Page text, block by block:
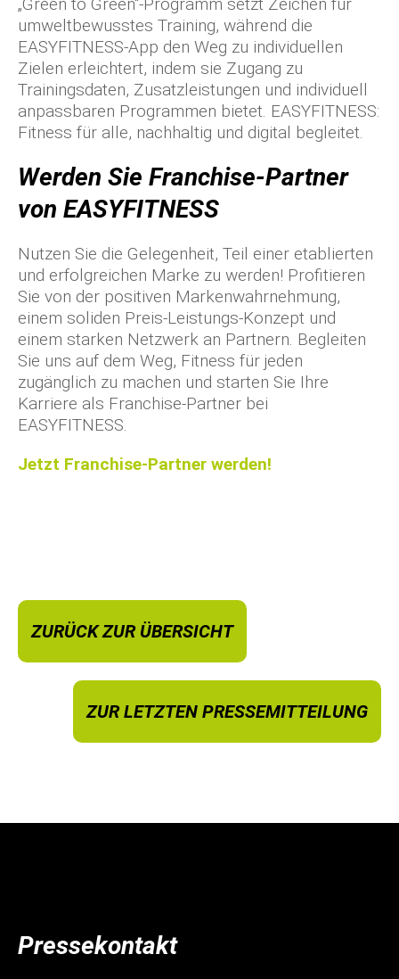
umweltbewusstes Training, während die
EASYFITNESS-App den Weg zu individuellen
Zielen erleichtert, indem sie Zugang zu
Trainingsdaten, Zusatzleistungen und individuell
anpassbaren Programmen bietet. EASYFITNESS:
Fitness für alle, nachhaltig und digital begleitet.
Werden Sie Franchise-Partner
von EASYFITNESS
Nutzen Sie die Gelegenheit, Teil einer etablierten
und erfolgreichen Marke zu werden! Profitieren
Sie von der positiven Markenwahrnehmung,
einem soliden Preis-Leistungs-Konzept und
einem starken Netzwerk an Partnern. Begleiten
Sie uns auf dem Weg, Fitness für jeden
zugänglich zu machen und starten Sie Ihre
Karriere als Franchise-Partner bei
EASYFITNESS.
Jetzt Franchise-Partner werden!
ZURÜCK ZUR ÜBERSICHT
ZUR LETZTEN PRESSEMITTEILUNG
Pressekontakt